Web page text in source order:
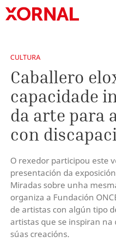
CULTURA
Caballero
capacidade
da arte para
con
O rexedor participou este
presentación da
Miradas sobre unha
organiza a Fundación
de artistas con algún tipo
artistas que se inspiran na
súas creacións.